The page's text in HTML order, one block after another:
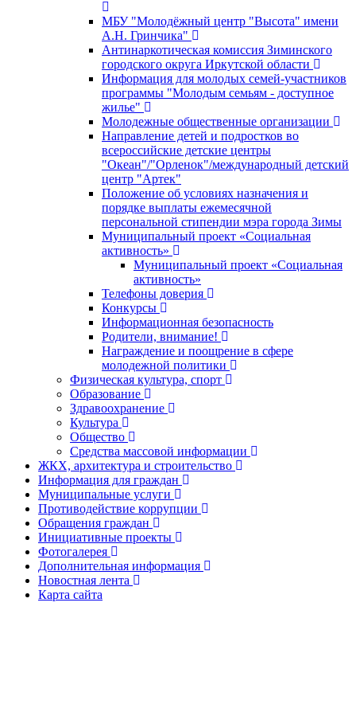
МБУ "Молодёжный центр "Высота" имени
А.Н. Гринчика"
Антинаркотическая комиссия Зиминского
городского округа Иркутской области
Информация для молодых семей-участников
программы "Молодым семьям - доступное
жилье"
Молодежные общественные организации
Направление детей и подростков во
всероссийские детские центры
"Океан"/"Орленок"/международный детский
центр "Артек"
Положение об условиях назначения и
порядке выплаты ежемесячной
персональной стипендии мэра города Зимы
Муниципальный проект «Социальная
активность»
Муниципальный проект «Социальная
активность»
Телефоны доверия
Конкурсы
Информационная безопасность
Родители, внимание!
Награждение и поощрение в сфере
молодежной политики
Физическая культура, спорт
Образование
Здравоохранение
Культура
Общество
Средства массовой информации
ЖКХ, архитектура и строительство
Информация для граждан
Муниципальные услуги
Противодействие коррупции
Обращения граждан
Инициативные проекты
Фотогалерея
Дополнительная информация
Новостная лента
Карта сайта